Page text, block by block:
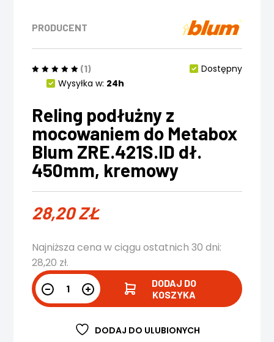
PRODUCENT
(1)
Dostępny
Wysyłka w: 24h
Reling podłużny z
mocowaniem do Metabox
Blum ZRE.421S.ID dł.
450mm, kremowy
28,20ZŁ
Najniższa cena w ciągu ostatnich 30 dni:
28,20 zł.
DODAJ DO
KOSZYKA
DODAJ DO ULUBIONYCH